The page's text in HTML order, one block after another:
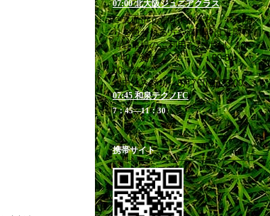
07:00 北大阪ジュニアクラス
＠箕面市立萱野東小学校 ※お帰
りを急がれる方や満車時は近隣有
料駐車場のご利用をお勧めします
6:40 受付 / 7：00-8：
00 練習
お申込み締切 8月7日(金)23:00
07:45 和泉テクノFC
7：45―11：30
携帯サイト